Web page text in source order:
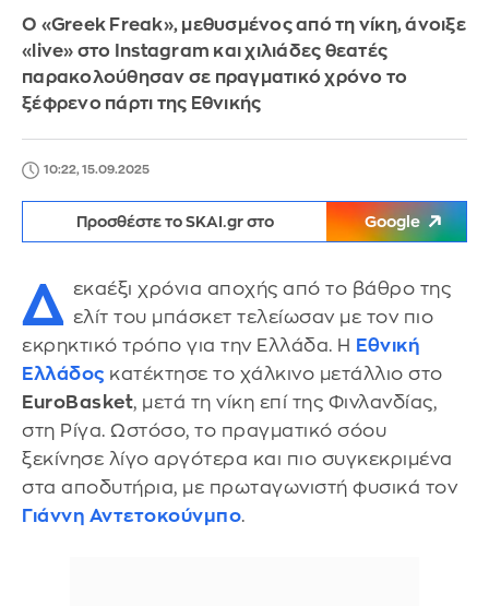
Ο «Greek Freak», μεθυσμένος από τη νίκη, άνοιξε
«live» στο Instagram και χιλιάδες θεατές
παρακολούθησαν σε πραγματικό χρόνο το
ξέφρενο πάρτι της Εθνικής
10:22, 15.09.2025
Προσθέστε το SKAI.gr στο Google
Δ εκαέξι χρόνια αποχής από το βάθρο της
ελίτ του μπάσκετ τελείωσαν με τον πιο
εκρηκτικό τρόπο για την Ελλάδα. Η Εθνική
Ελλάδος κατέκτησε το χάλκινο μετάλλιο στο
EuroBasket, μετά τη νίκη επί της Φινλανδίας,
στη Ρίγα. Ωστόσο, το πραγματικό σόου
ξεκίνησε λίγο αργότερα και πιο συγκεκριμένα
στα αποδυτήρια, με πρωταγωνιστή φυσικά τον
Γιάννη Αντετοκούνμπο.